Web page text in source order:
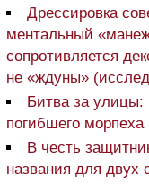
Дрессировка
ментальный
сопротивляется
не «ждуны»
Битва за улицы:
погибшего морпеха
В честь
названия для двух